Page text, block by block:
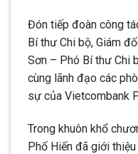
Đón tiếp đoàn công
Bí thư Chi bộ, Giám
Sơn – Phó Bí thư Chi
cùng lãnh đạo các
sự của Vietcombank
Trong khuôn khổ
Phố Hiến đã giới